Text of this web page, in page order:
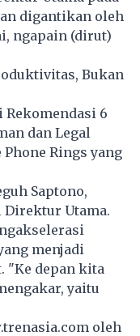
digantikan oleh
ngapain (dirut)
Bukan
Rekomendasi 6
dan Legal
Phone Rings yang
Saptono,
Direktur Utama.
menjadi
"Ke depan kita
yaitu
oleh